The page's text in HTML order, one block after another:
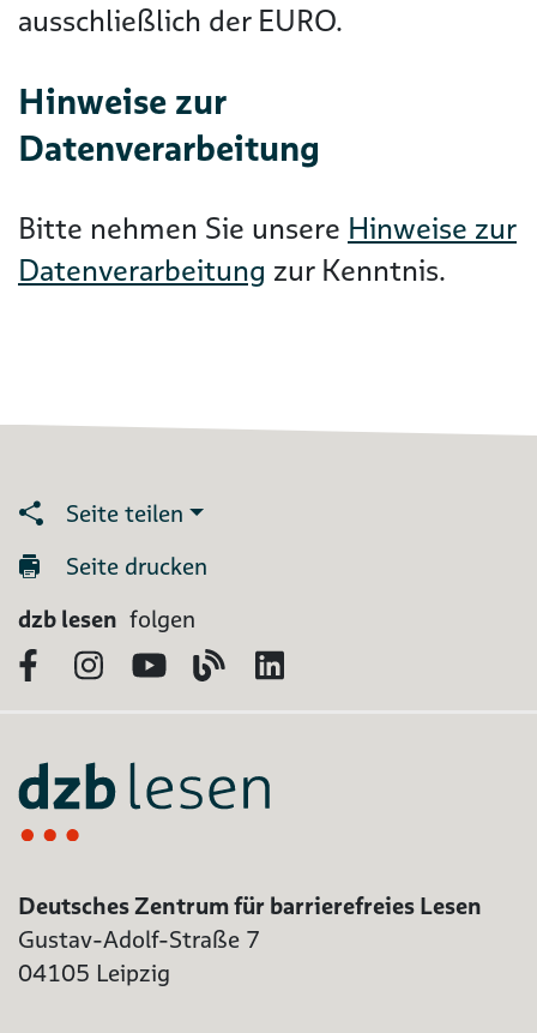
ausschließlich der EURO.
Hinweise zur
Datenverarbeitung
Bitte nehmen Sie unsere Hinweise zur
Datenverarbeitung zur Kenntnis.
Seite teilen
Seite drucken
dzb lesen folgen
FacebookInstagram
YouTubeBlog
Deutsches Zentrum für barrierefreies Lesen
Gustav-Adolf-Straße 7
04105 Leipzig